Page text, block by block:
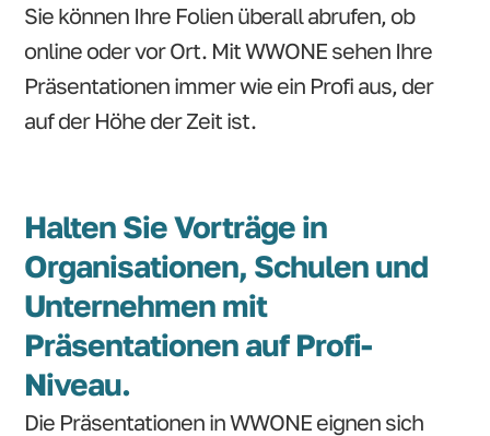
Sie können Ihre Folien überall abrufen, ob
online oder vor Ort. Mit WWONE sehen Ihre
Präsentationen immer wie ein Profi aus, der
auf der Höhe der Zeit ist.
Halten Sie Vorträge in
Organisationen, Schulen und
Unternehmen mit
Präsentationen auf Profi-
Niveau.
Die Präsentationen in WWONE eignen sich